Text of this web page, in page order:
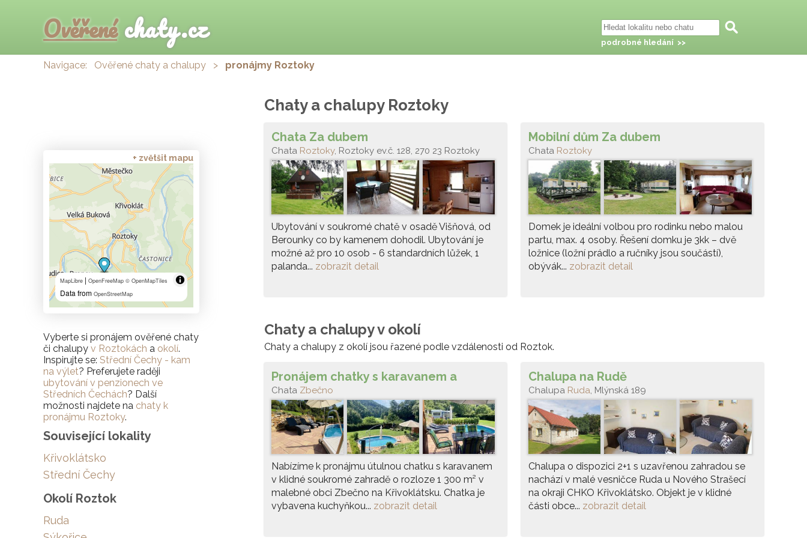
Ověřenéchaty.cz
Navigace: Ověřené chaty a chalupy > pronájmy Roztoky
Chaty a chalupy Roztoky
Chata Za dubem
Chata Roztoky, Roztoky ev.č. 128, 270 23 Roztoky
Ubytování v soukromé chatě v osadě Višňová, od
Berounky co by kamenem dohodil. Ubytování je
možné až pro 10 osob - 6 standardních lůžek, 1
palanda... zobrazit detail
Mobilní dům Za dubem
Chata Roztoky
Domek je ideální volbou pro rodinku nebo malou
partu, max. 4 osoby. Řešení domku je 3kk – dvě
ložnice (ložní prádlo a ručníky jsou součástí),
obývák... zobrazit detail
Chaty a chalupy v okolí
Chaty a chalupy z okolí jsou řazené podle vzdálenosti od Roztok.
Pronájem chatky s karavanem a
bazénem
Chata Zbečno
Nabízíme k pronájmu útulnou chatku s karavanem
v klidné soukromé zahradě o rozloze 1 300 m² v
malebné obci Zbečno na Křivoklátsku. Chatka je
vybavena kuchyňkou... zobrazit detail
Chalupa na Rudě
Chalupa Ruda, Mlýnská 189
Chalupa o dispozici 2+1 s uzavřenou zahradou se
nachází v malé vesničce Ruda u Nového Strašecí
na okraji CHKO Křivoklátsko. Objekt je v klidné
části obce... zobrazit detail
+ zvětšit mapu
MapLibre | OpenFreeMap © OpenMapTiles
Data from OpenStreetMap
Vyberte si pronájem ověřené chaty
či chalupy v Roztokách a okolí.
Inspirujte se: Střední Čechy - kam
na výlet? Preferujete raději
ubytování v penzionech ve
Středních Čechách? Další
možnosti najdete na chaty k
pronájmu Roztoky.
Související lokality
Křivoklátsko
Střední Čechy
Okolí Roztok
Ruda
podrobné hledání >>